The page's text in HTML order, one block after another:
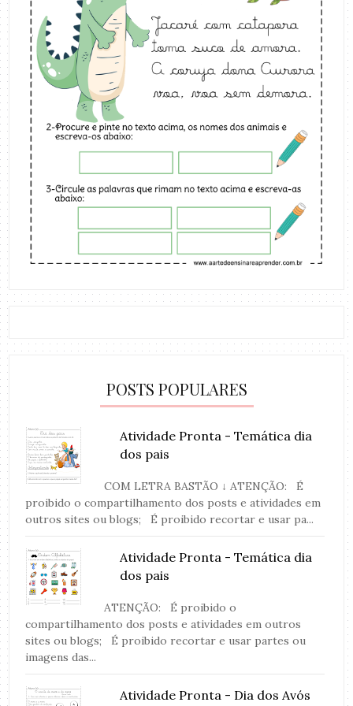
POSTS POPULARES
Atividade Pronta - Temática dia
dos pais
COM LETRA BASTÃO ↓ ATENÇÃO: É
proibido o compartilhamento dos posts e atividades em
outros sites ou blogs; É proibido recortar e usar pa...
Atividade Pronta - Temática dia
dos pais
ATENÇÃO: É proibido o
compartilhamento dos posts e atividades em outros
sites ou blogs; É proibido recortar e usar partes ou
imagens das...
Atividade Pronta - Dia dos Avós